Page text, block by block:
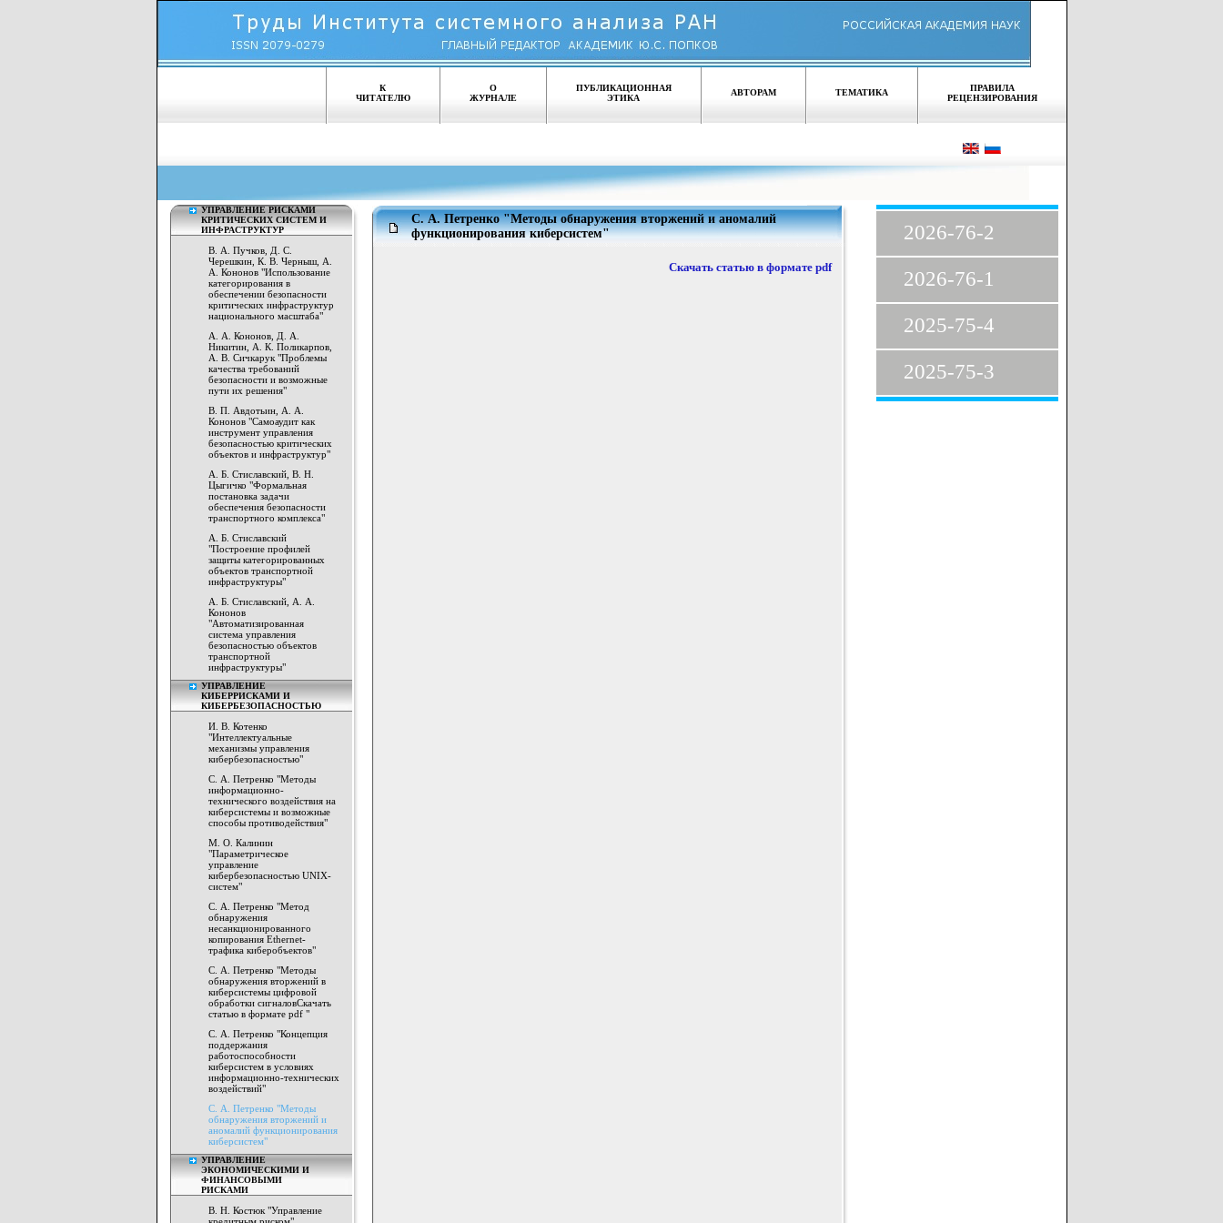
К
ЧИТАТЕЛЮ
О
ЖУРНАЛЕ
ПУБЛИКАЦИОННАЯ
ЭТИКА
АВТОРАМ ТЕМАТИКА
ПРАВИЛА
РЕЦЕНЗИРОВАНИЯ
УПРАВЛЕНИЕ РИСКАМИ
КРИТИЧЕСКИХ СИСТЕМ И
ИНФРАСТРУКТУР
В. А. Пучков, Д. С.
Черешкин, К. В. Черныш, А.
А. Кононов "Использование
категорирования в
обеспечении безопасности
критических инфраструктур
национального масштаба"
А. А. Кононов, Д. А.
Никитин, А. К. Поликарпов,
А. В. Сичкарук "Проблемы
качества требований
безопасности и возможные
пути их решения"
В. П. Авдотьин, А. А.
Кононов "Самоаудит как
инструмент управления
безопасностью критических
объектов и инфраструктур"
А. Б. Стиславский, В. Н.
Цыгичко "Формальная
постановка задачи
обеспечения безопасности
транспортного комплекса"
А. Б. Стиславский
"Построение профилей
защиты категорированных
объектов транспортной
инфраструктуры"
А. Б. Стиславский, А. А.
Кононов
"Автоматизированная
система управления
безопасностью объектов
транспортной
инфраструктуры"
УПРАВЛЕНИЕ
КИБЕРРИСКАМИ И
КИБЕРБЕЗОПАСНОСТЬЮ
И. В. Котенко
"Интеллектуальные
механизмы управления
кибербезопасностью"
С. А. Петренко "Методы
информационно-
технического воздействия на
киберсистемы и возможные
способы противодействия"
М. О. Калинин
"Параметрическое
управление
кибербезопасностью UNIX-
систем"
С. А. Петренко "Метод
обнаружения
несанкционированного
копирования Ethernet-
трафика киберобъектов"
С. А. Петренко "Методы
обнаружения вторжений в
киберсистемы цифровой
обработки сигналовСкачать
статью в формате pdf "
С. А. Петренко "Концепция
поддержания
работоспособности
киберсистем в условиях
информационно-технических
воздействий"
С. А. Петренко "Методы
обнаружения вторжений и
аномалий функционирования
киберсистем"
УПРАВЛЕНИЕ
ЭКОНОМИЧЕСКИМИ И
ФИНАНСОВЫМИ
РИСКАМИ
В. Н. Костюк "Управление
С. А. Петренко "Методы обнаружения вторжений и аномалий
функционирования киберсистем"
Скачать статью в формате pdf
2026-76-2
2026-76-1
2025-75-4
2025-75-3